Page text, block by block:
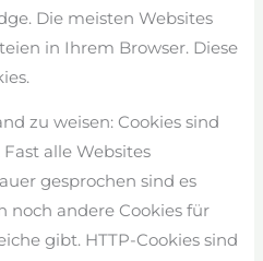
Die meisten Websites
in Ihrem Browser. Diese
zu weisen: Cookies sind
alle Websites
gesprochen sind es
noch andere Cookies für
gibt. HTTP-Cookies sind